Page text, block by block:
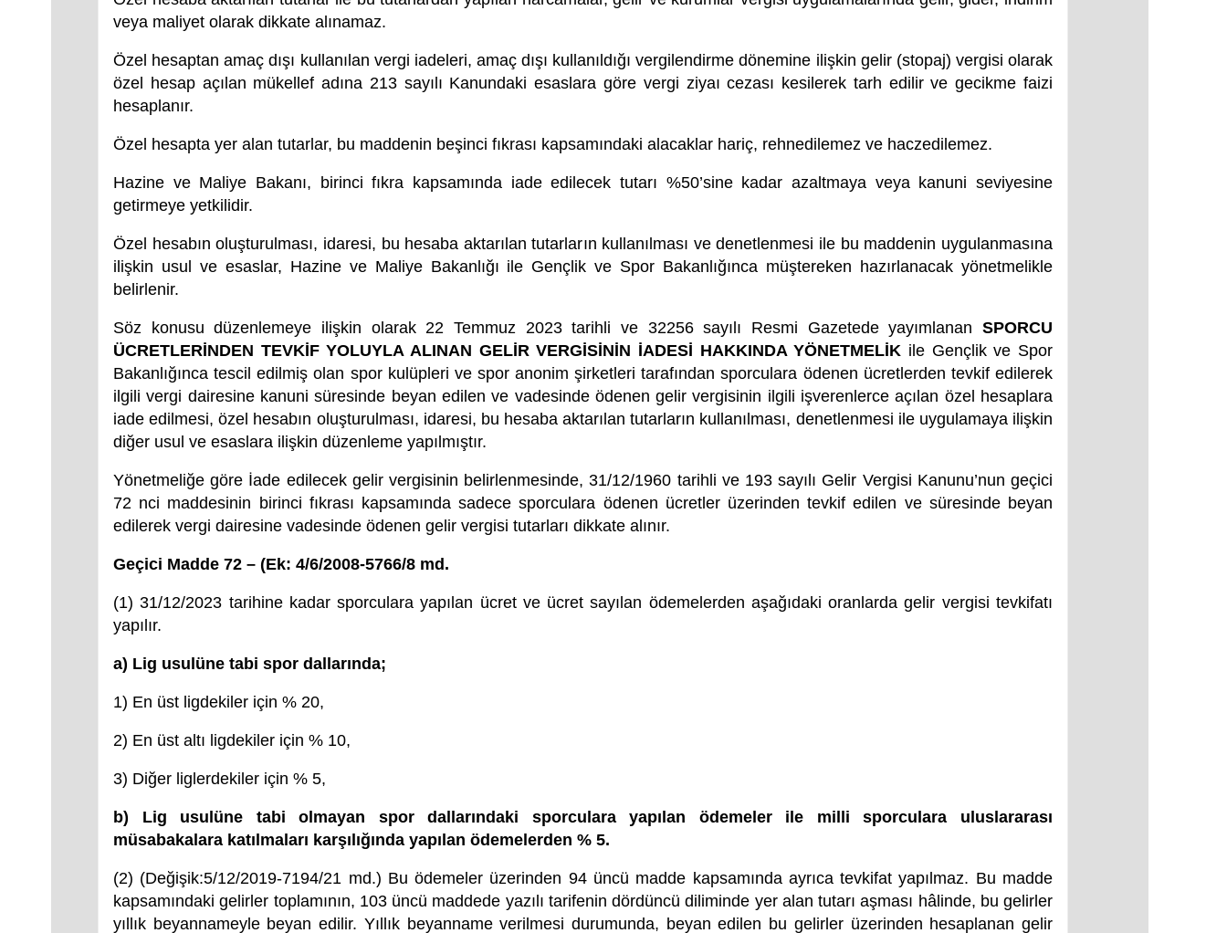
veya maliyet olarak dikkate alınamaz.
Özel hesaptan amaç dışı kullanılan vergi iadeleri, amaç dışı kullanıldığı vergilendirme dönemine ilişkin gelir (stopaj) vergisi olarak
özel hesap açılan mükellef adına 213 sayılı Kanundaki esaslara göre vergi ziyaı cezası kesilerek tarh edilir ve gecikme faizi
hesaplanır.
Özel hesapta yer alan tutarlar, bu maddenin beşinci fıkrası kapsamındaki alacaklar hariç, rehnedilemez ve haczedilemez.
Hazine ve Maliye Bakanı, birinci fıkra kapsamında iade edilecek tutarı %50’sine kadar azaltmaya veya kanuni seviyesine
getirmeye yetkilidir.
Özel hesabın oluşturulması, idaresi, bu hesaba aktarılan tutarların kullanılması ve denetlenmesi ile bu maddenin uygulanmasına
ilişkin usul ve esaslar, Hazine ve Maliye Bakanlığı ile Gençlik ve Spor Bakanlığınca müştereken hazırlanacak yönetmelikle
belirlenir.
Söz konusu düzenlemeye ilişkin olarak 22 Temmuz 2023 tarihli ve 32256 sayılı Resmi Gazetede yayımlanan SPORCU
ÜCRETLERİNDEN TEVKİF YOLUYLA ALINAN GELİR VERGİSİNİN İADESİ HAKKINDA YÖNETMELİK ile Gençlik ve Spor
Bakanlığınca tescil edilmiş olan spor kulüpleri ve spor anonim şirketleri tarafından sporculara ödenen ücretlerden tevkif edilerek
ilgili vergi dairesine kanuni süresinde beyan edilen ve vadesinde ödenen gelir vergisinin ilgili işverenlerce açılan özel hesaplara
iade edilmesi, özel hesabın oluşturulması, idaresi, bu hesaba aktarılan tutarların kullanılması, denetlenmesi ile uygulamaya ilişkin
diğer usul ve esaslara ilişkin düzenleme yapılmıştır.
Yönetmeliğe göre İade edilecek gelir vergisinin belirlenmesinde, 31/12/1960 tarihli ve 193 sayılı Gelir Vergisi Kanunu’nun geçici
72 nci maddesinin birinci fıkrası kapsamında sadece sporculara ödenen ücretler üzerinden tevkif edilen ve süresinde beyan
edilerek vergi dairesine vadesinde ödenen gelir vergisi tutarları dikkate alınır.
Geçici Madde 72 – (Ek: 4/6/2008-5766/8 md.
(1) 31/12/2023 tarihine kadar sporculara yapılan ücret ve ücret sayılan ödemelerden aşağıdaki oranlarda gelir vergisi tevkifatı
yapılır.
a) Lig usulüne tabi spor dallarında;
1) En üst ligdekiler için % 20,
2) En üst altı ligdekiler için % 10,
3) Diğer liglerdekiler için % 5,
b) Lig usulüne tabi olmayan spor dallarındaki sporculara yapılan ödemeler ile milli sporculara uluslararası
müsabakalara katılmaları karşılığında yapılan ödemelerden % 5.
(2) (Değişik:5/12/2019-7194/21 md.) Bu ödemeler üzerinden 94 üncü madde kapsamında ayrıca tevkifat yapılmaz. Bu madde
kapsamındaki gelirler toplamının, 103 üncü maddede yazılı tarifenin dördüncü diliminde yer alan tutarı aşması hâlinde, bu gelirler
yıllık beyannameyle beyan edilir. Yıllık beyanname verilmesi durumunda, beyan edilen bu gelirler üzerinden hesaplanan gelir